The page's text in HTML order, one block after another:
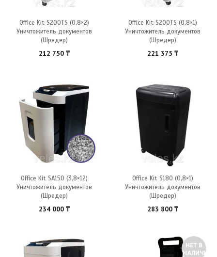
Office Kit S200TS (0,8×2)
Уничтожитель документов
(Шредер)
212 750 ₸
Office Kit S200TS (0,8×1)
Уничтожитель документов
(Шредер)
221 375 ₸
Office Kit SA150 (3,8×12)
Уничтожитель документов
(Шредер)
234 000 ₸
Office Kit S180 (0,8×1)
Уничтожитель документов
(Шредер)
283 800 ₸
НЕТ В
НАЛИЧИИ